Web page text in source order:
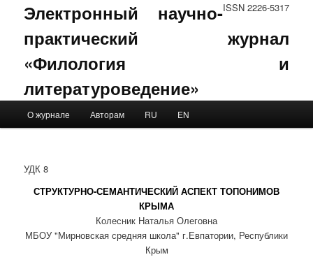
ISSN 2226-5317
Электронный научно-
практический журнал
«Филология и
литературоведение»
Skip to primary content
Skip to secondary content
О журнале Авторам RU EN
УДК 8
СТРУКТУРНО-СЕМАНТИЧЕСКИЙ АСПЕКТ ТОПОНИМОВ
КРЫМА
Колесник Наталья Олеговна
МБОУ "Мирновская средняя школа" г.Евпатории, Республики
Крым